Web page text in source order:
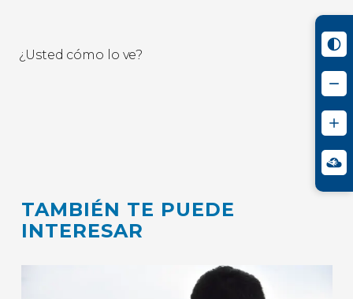
¿Usted cómo lo ve?
TAMBIÉN TE PUEDE
INTERESAR